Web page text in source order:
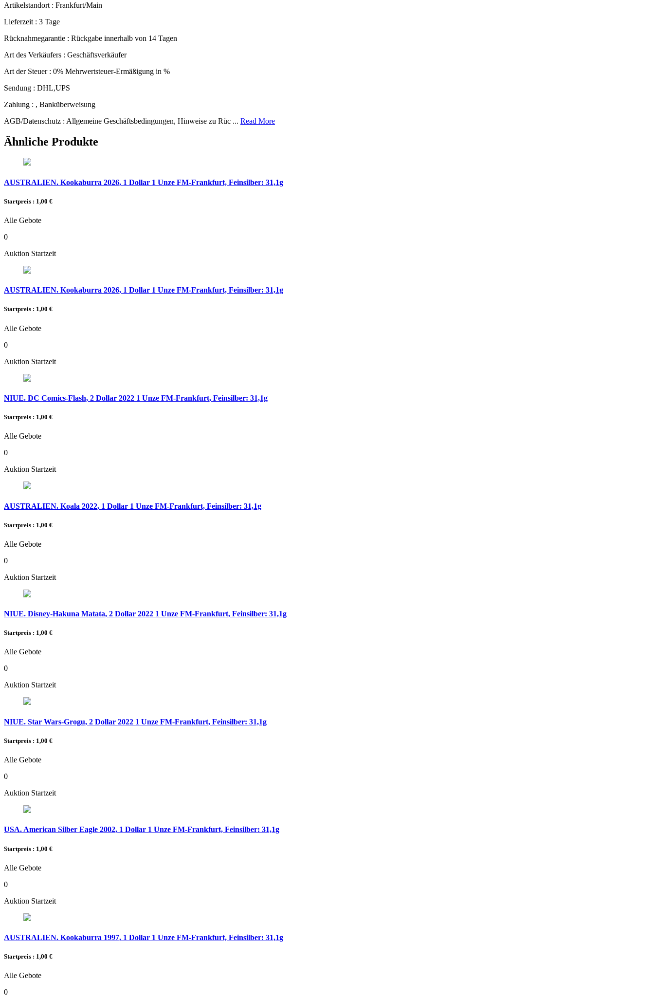
Artikelstandort : Frankfurt/Main
Lieferzeit : 3 Tage
Rücknahmegarantie : Rückgabe innerhalb von 14 Tagen
Art des Verkäufers : Geschäftsverkäufer
Art der Steuer : 0% Mehrwertsteuer-Ermäßigung in %
Sendung : DHL,UPS
Zahlung : , Banküberweisung
AGB/Datenschutz : Allgemeine Geschäftsbedingungen, Hinweise zu Rüc ... Read More
Ähnliche Produkte
AUSTRALIEN. Kookaburra 2026, 1 Dollar 1 Unze FM-Frankfurt, Feinsilber: 31,1g
Startpreis : 1,00 €
Alle Gebote
0
Auktion Startzeit
AUSTRALIEN. Kookaburra 2026, 1 Dollar 1 Unze FM-Frankfurt, Feinsilber: 31,1g
Startpreis : 1,00 €
Alle Gebote
0
Auktion Startzeit
NIUE. DC Comics-Flash, 2 Dollar 2022 1 Unze FM-Frankfurt, Feinsilber: 31,1g
Startpreis : 1,00 €
Alle Gebote
0
Auktion Startzeit
AUSTRALIEN. Koala 2022, 1 Dollar 1 Unze FM-Frankfurt, Feinsilber: 31,1g
Startpreis : 1,00 €
Alle Gebote
0
Auktion Startzeit
NIUE. Disney-Hakuna Matata, 2 Dollar 2022 1 Unze FM-Frankfurt, Feinsilber: 31,1g
Startpreis : 1,00 €
Alle Gebote
0
Auktion Startzeit
NIUE. Star Wars-Grogu, 2 Dollar 2022 1 Unze FM-Frankfurt, Feinsilber: 31,1g
Startpreis : 1,00 €
Alle Gebote
0
Auktion Startzeit
USA. American Silber Eagle 2002, 1 Dollar 1 Unze FM-Frankfurt, Feinsilber: 31,1g
Startpreis : 1,00 €
Alle Gebote
0
Auktion Startzeit
AUSTRALIEN. Kookaburra 1997, 1 Dollar 1 Unze FM-Frankfurt, Feinsilber: 31,1g
Startpreis : 1,00 €
Alle Gebote
0